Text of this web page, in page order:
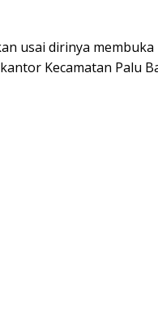
usai dirinya
Kecamatan Palu